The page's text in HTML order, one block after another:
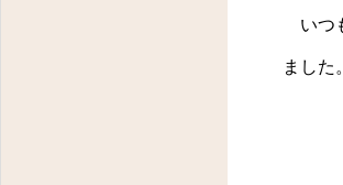
いつ
ました。